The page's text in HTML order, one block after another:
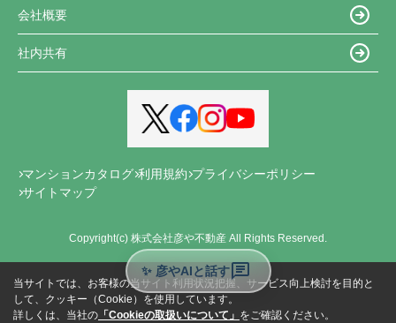
会社概要
社内共有
マンションカタログ 利用規約 プライバシーポリシー
サイトマップ
Copyright(c) 株式会社彦や不動産 All Rights Reserved.
✨ 彦やAIと話す
当サイトでは、お客様の当サイト利用状況把握、サービス向上検討を目的と
して、クッキー（Cookie）を使用しています。
詳しくは、当社の 「Cookieの取扱いについて」 をご確認ください。